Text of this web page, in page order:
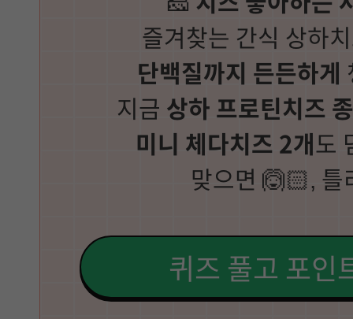
즐겨찾는 간식 상하
단백질까지 든든하게
지금 상하 프로틴치즈
미니 체다치즈 2개 도
맞으면 🙆🏻, 틀
퀴즈 풀고 포인